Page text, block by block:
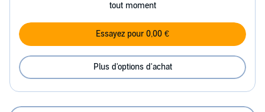
tout moment
Essayez pour 0,00 €
Plus d'options d'achat